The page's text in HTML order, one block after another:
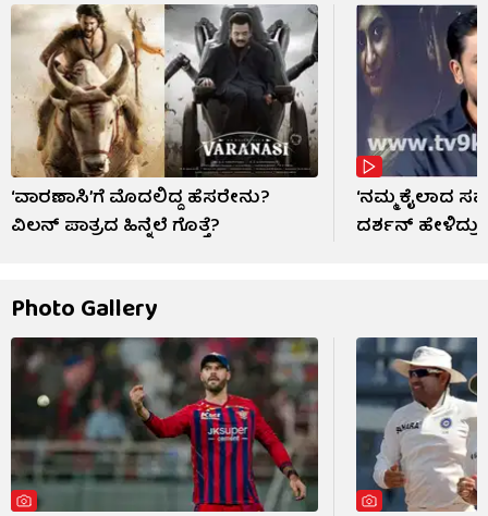
‘ವಾರಣಾಸಿ’ಗೆ ಮೊದಲಿದ್ದ ಹೆಸರೇನು?
ವಿಲನ್ ಪಾತ್ರದ ಹಿನ್ನೆಲೆ ಗೊತ್ತೆ?
‘ನಮ್ಮ
ದರ್ಶನ್
Photo Gallery